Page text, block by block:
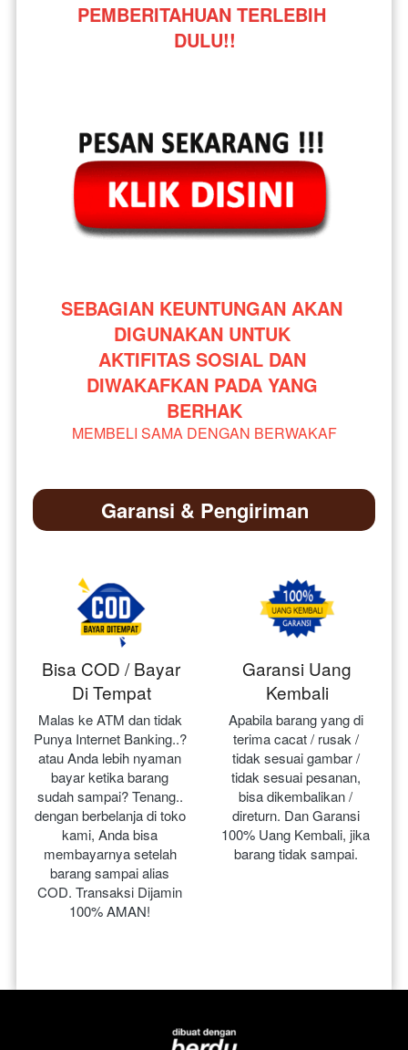
PEMBERITAHUAN TERLEBIH
DULU!!
SEBAGIAN KEUNTUNGAN AKAN
DIGUNAKAN UNTUK
AKTIFITAS SOSIAL DAN
DIWAKAFKAN PADA YANG
BERHAK
MEMBELI SAMA DENGAN BERWAKAF
Garansi & Pengiriman
Bisa COD / Bayar
Di Tempat
Malas ke ATM dan tidak
Punya Internet Banking..?
atau Anda lebih nyaman
bayar ketika barang
sudah sampai? Tenang..
dengan berbelanja di toko
kami, Anda bisa
membayarnya setelah
barang sampai alias
COD. Transaksi Dijamin
100% AMAN!
Garansi Uang
Kembali
Apabila barang yang di
terima cacat / rusak /
tidak sesuai gambar /
tidak sesuai pesanan,
bisa dikembalikan /
direturn. Dan Garansi
100% Uang Kembali, jika
barang tidak sampai.